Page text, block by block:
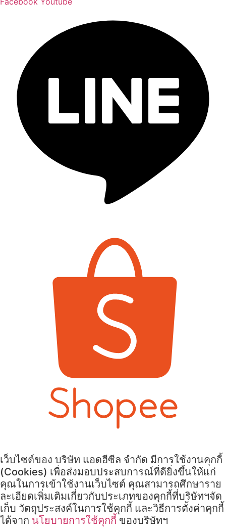
เว็บไซต์ของ บริษัท แอดฮีซีล จำกัด มีการใช้งานคุกกี้
(Cookies) เพื่อส่งมอบประสบการณ์ที่ดียิ่งขึ้นให้แก่
คุณในการเข้าใช้งานเว็บไซต์ คุณสามารถศึกษาราย
ละเอียดเพิ่มเติมเกี่ยวกับประเภทของคุกกี้ที่บริษัทฯจัด
เก็บ วัตถุประสงค์ในการใช้คุกกี้ และวิธีการตั้งค่าคุกกี้
ได้จาก นโยบายการใช้คุกกี้ ของบริษัทฯ